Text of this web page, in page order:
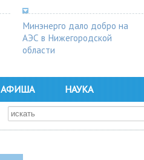
Минэнерго дало добро на
АЭС в Нижегородской
области
АФИША НАУКА